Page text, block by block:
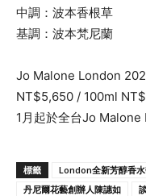
中調：波本香根草
基調：波本梵尼蘭
Jo Malone London
NT$5,650 / 100ml
1月起於全台Jo
標籤 London全新芳醇香
丹尼爾花藝創辦人陳譓如